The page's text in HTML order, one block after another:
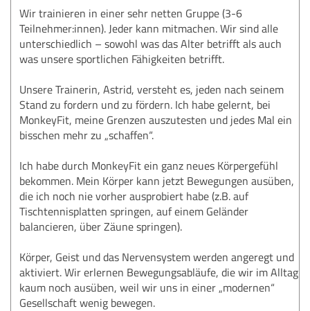
Wir trainieren in einer sehr netten Gruppe (3-6
Teilnehmer:innen). Jeder kann mitmachen. Wir sind alle
unterschiedlich – sowohl was das Alter betrifft als auch
was unsere sportlichen Fähigkeiten betrifft.
Unsere Trainerin, Astrid, versteht es, jeden nach seinem
Stand zu fordern und zu fördern. Ich habe gelernt, bei
MonkeyFit, meine Grenzen auszutesten und jedes Mal ein
bisschen mehr zu „schaffen“.
Ich habe durch MonkeyFit ein ganz neues Körpergefühl
bekommen. Mein Körper kann jetzt Bewegungen ausüben,
die ich noch nie vorher ausprobiert habe (z.B. auf
Tischtennisplatten springen, auf einem Geländer
balancieren, über Zäune springen).
Körper, Geist und das Nervensystem werden angeregt und
aktiviert. Wir erlernen Bewegungsabläufe, die wir im Alltag
kaum noch ausüben, weil wir uns in einer „modernen“
Gesellschaft wenig bewegen.